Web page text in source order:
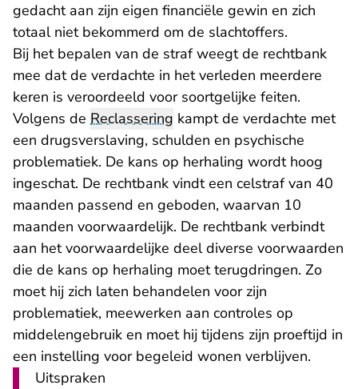
gedacht aan zijn eigen financiële gewin en zich
totaal niet bekommerd om de slachtoffers.
Bij het bepalen van de straf weegt de rechtbank
mee dat de verdachte in het verleden meerdere
keren is veroordeeld voor soortgelijke feiten.
Volgens de Reclassering kampt de verdachte met
een drugsverslaving, schulden en psychische
problematiek. De kans op herhaling wordt hoog
ingeschat. De rechtbank vindt een celstraf van 40
maanden passend en geboden, waarvan 10
maanden voorwaardelijk. De rechtbank verbindt
aan het voorwaardelijke deel diverse voorwaarden
die de kans op herhaling moet terugdringen. Zo
moet hij zich laten behandelen voor zijn
problematiek, meewerken aan controles op
middelengebruik en moet hij tijdens zijn proeftijd in
een instelling voor begeleid wonen verblijven.
Uitspraken